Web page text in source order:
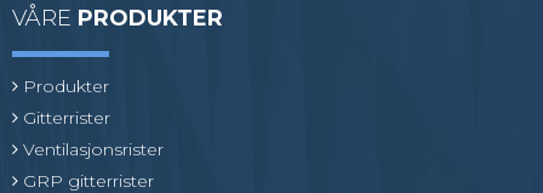
VÅRE PRODUKTER
Produkter
Gitterrister
Ventilasjonsrister
GRP gitterrister